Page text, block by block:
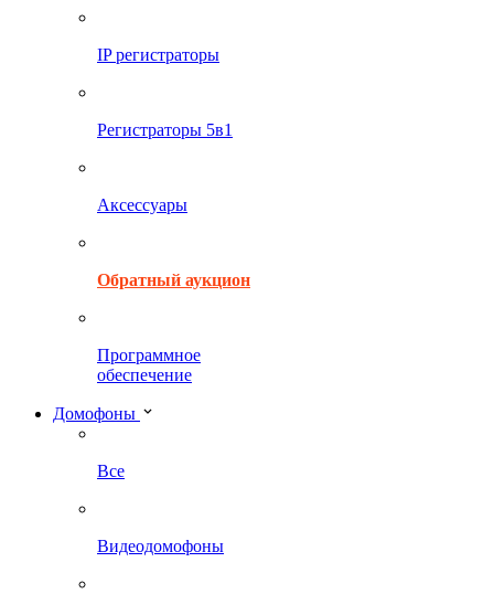
IP регистраторы
Регистраторы 5в1
Аксессуары
Обратный аукцион
Программное
обеспечение
Домофоны
Все
Видеодомофоны